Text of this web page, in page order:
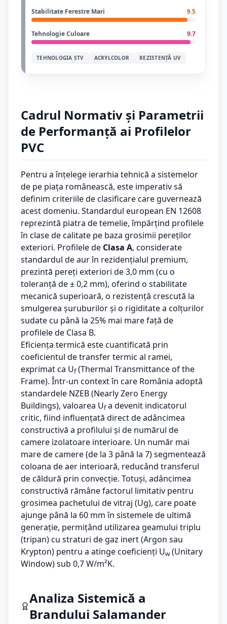
Stabilitate Ferestre Mari 9.5
Tehnologie Culoare 9.7
TEHNOLOGIA STV ACRYLCOLOR REZISTENȚĂ UV
Cadrul Normativ și Parametrii
de Performanță ai Profilelor
PVC
Pentru a înțelege ierarhia tehnică a sistemelor
de pe piața românească, este imperativ să
definim criteriile de clasificare care guvernează
acest domeniu. Standardul european EN 12608
reprezintă piatra de temelie, împărțind profilele
în clase de calitate pe baza grosimii pereților
exteriori. Profilele de Clasa A, considerate
standardul de aur în rezidențialul premium,
prezintă pereți exteriori de 3,0 mm (cu o
toleranță de ± 0,2 mm), oferind o stabilitate
mecanică superioară, o rezistență crescută la
smulgerea șuruburilor și o rigiditate a colțurilor
sudate cu până la 25% mai mare față de
profilele de Clasa B.
Eficiența termică este cuantificată prin
coeficientul de transfer termic al ramei,
exprimat ca Uf(Thermal Transmittance of the
Frame). Într-un context în care România adoptă
standardele NZEB (Nearly Zero Energy
Buildings), valoarea Ufa devenit indicatorul
critic, fiind influențată direct de adâncimea
constructivă a profilului și de numărul de
camere izolatoare interioare. Un număr mai
mare de camere (de la 3 până la 7) segmentează
coloana de aer interioară, reducând transferul
de căldură prin convecție. Totuși, adâncimea
constructivă rămâne factorul limitativ pentru
grosimea pachetului de vitraj (Ug), care poate
ajunge până la 60 mm în sistemele de ultimă
generație, permițând utilizarea geamului triplu
(tripan) cu straturi de gaz inert (Argon sau
Krypton) pentru a atinge coeficienți Uw(Unitary
Window) sub 0,7 W/m²K.
Analiza Sistemică a
Brandului Salamander